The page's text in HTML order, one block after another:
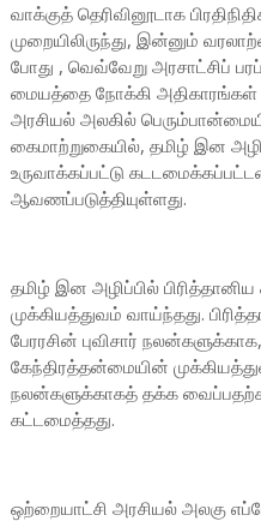
வாக்குத் தெரிவினூடாக
முறையிலிருந்து, இன்னும்
போது , வெவ்வேறு அரசாட்சிப்
மையத்தை நோக்கி அதிகாரங்கள்
அரசியல் அலகில்
கைமாற்றுகையில், தமிழ் இன
உருவாக்கப்பட்டு
ஆவணப்படுத்தியுள்ளது.
தமிழ் இன அழிப்பில்
முக்கியத்துவம் வாய்ந்தது.
பேரரசின் புவிசார்
கேந்திரத்தன்மையின்
நலன்களுக்காகத் தக்க
கட்டமைத்தது.
ஒற்றையாட்சி அரசியல் அலகு